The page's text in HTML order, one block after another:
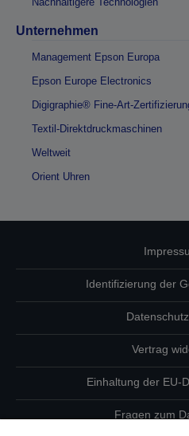
Unternehmen
Management Epson Europa
Epson Europe Electronics
Digigraphie® Fine-Art-
Textil-Direktdruckmaschinen
Weltweit
Orient Uhren
Identifizierung der
Vertrag
Einhaltung der EU-
Fragen zum